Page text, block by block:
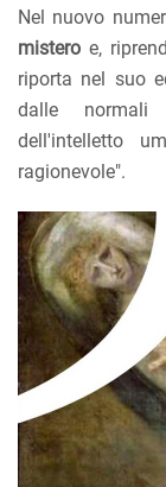
Nel nuovo
mistero e,
riporta nel suo
dalle normali
dell'intelletto
ragionevole".